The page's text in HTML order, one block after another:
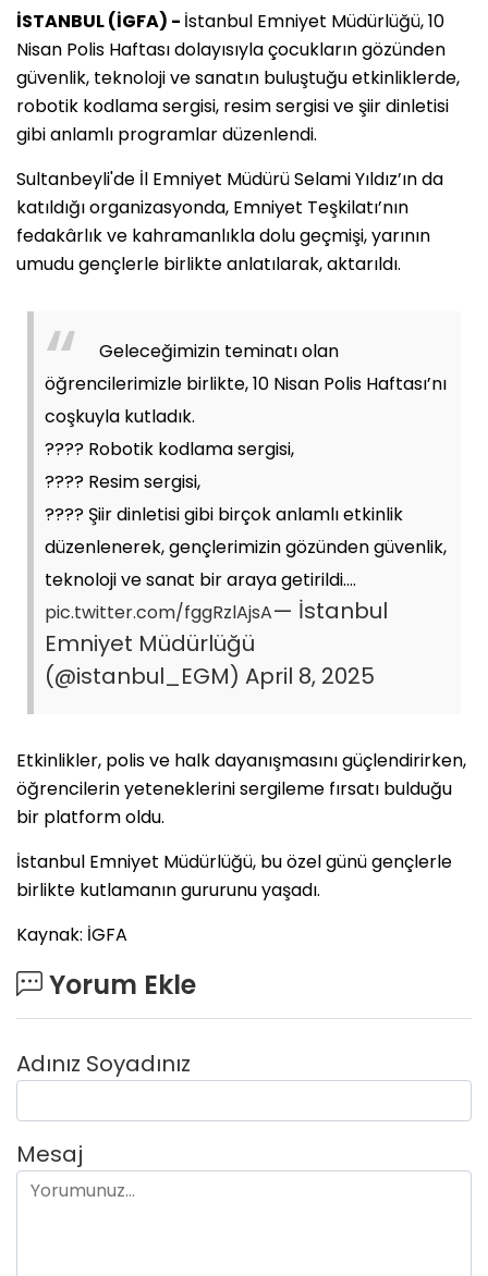
İSTANBUL (İGFA) - İstanbul Emniyet Müdürlüğü, 10
Nisan Polis Haftası dolayısıyla çocukların gözünden
güvenlik, teknoloji ve sanatın buluştuğu etkinliklerde,
robotik kodlama sergisi, resim sergisi ve şiir dinletisi
gibi anlamlı programlar düzenlendi.
Sultanbeyli'de İl Emniyet Müdürü Selami Yıldız’ın da
katıldığı organizasyonda, Emniyet Teşkilatı’nın
fedakârlık ve kahramanlıkla dolu geçmişi, yarının
umudu gençlerle birlikte anlatılarak, aktarıldı.
Geleceğimizin teminatı olan
öğrencilerimizle birlikte, 10 Nisan Polis Haftası’nı
coşkuyla kutladık.
???? Robotik kodlama sergisi,
???? Resim sergisi,
????️ Şiir dinletisi gibi birçok anlamlı etkinlik
düzenlenerek, gençlerimizin gözünden güvenlik,
teknoloji ve sanat bir araya getirildi.…
pic.twitter.com/fggRzlAjsA— İstanbul
Emniyet Müdürlüğü
(@istanbul_EGM) April 8, 2025
Etkinlikler, polis ve halk dayanışmasını güçlendirirken,
öğrencilerin yeteneklerini sergileme fırsatı bulduğu
bir platform oldu.
İstanbul Emniyet Müdürlüğü, bu özel günü gençlerle
birlikte kutlamanın gururunu yaşadı.
Kaynak: İGFA
Yorum Ekle
Adınız Soyadınız
Mesaj